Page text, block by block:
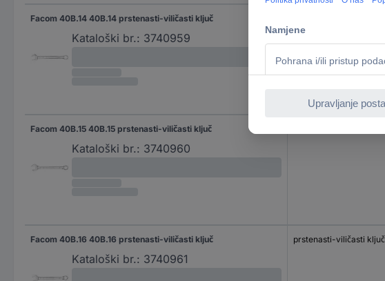
Facom 40B.14 40B.14 prstenasti-viličasti ključ
Kataloški br.: 3740959
Facom 40B.15 40B.15 prstenasti-viličasti ključ
Kataloški br.: 3740960
Facom 40B.16 40B.16 prstenasti-viličasti ključ
Kataloški br.: 3740961
prstenasti-viličasti ključ